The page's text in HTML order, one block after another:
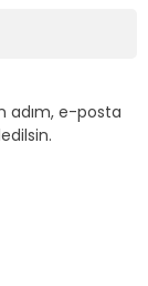
adım, e-posta